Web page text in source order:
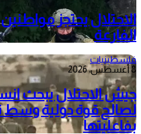
الاحتلال يحتجز
الفارعة
فلسطينيات
8 أغسطس، 2026
جيش الاحتلال يبحث
لصالح قوة دولية
بفاعليتها